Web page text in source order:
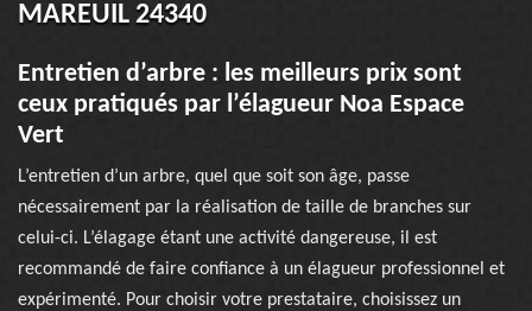
MAREUIL 24340
Entretien d’arbre : les meilleurs prix sont
ceux pratiqués par l’élagueur Noa Espace
Vert
L’entretien d’un arbre, quel que soit son âge, passe
nécessairement par la réalisation de taille de branches sur
celui-ci. L’élagage étant une activité dangereuse, il est
recommandé de faire confiance à un élagueur professionnel et
expérimenté. Pour choisir votre prestataire, choisissez un